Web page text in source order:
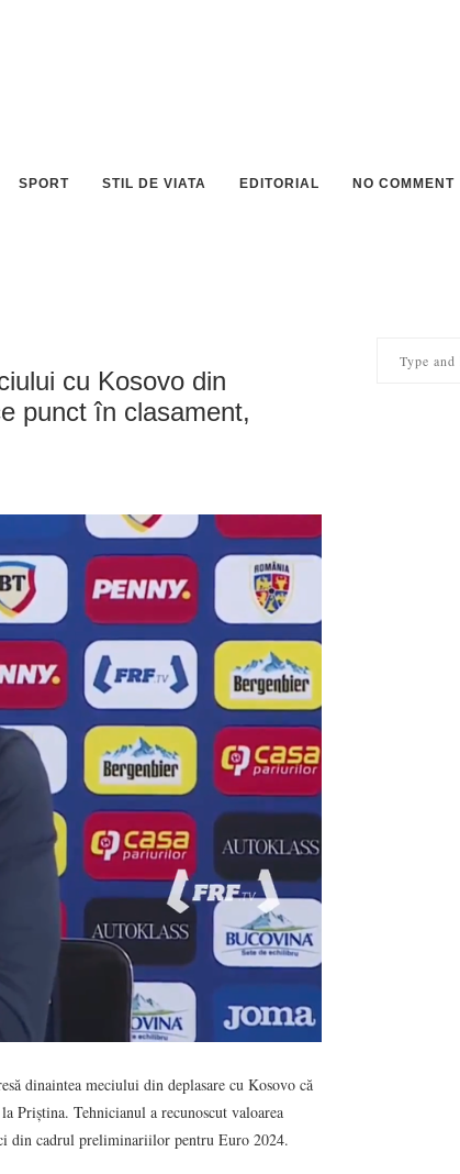
SPORT STIL DE VIATA EDITORIAL NO COMMENT
cu Kosovo din
punct în clasament,
dinaintea meciului din deplasare cu Kosovo că
Priștina. Tehnicianul a recunoscut valoarea
din cadrul preliminariilor pentru Euro 2024.